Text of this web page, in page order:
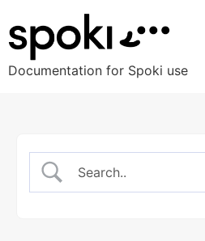
Documentation for Spoki use